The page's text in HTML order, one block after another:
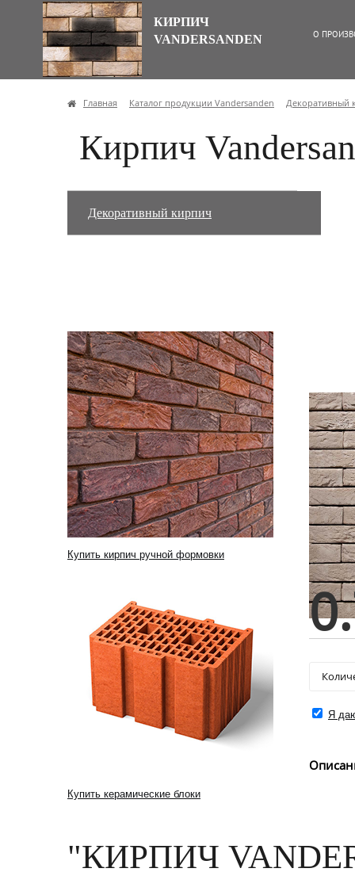
КИРПИЧ
VANDERSANDEN
О
Главная Каталог продукции Vandersanden Декоративный
Кирпич
Декоративный кирпич
Купить кирпич ручной формовки
Купить керамические блоки
Я
"КИРПИЧ